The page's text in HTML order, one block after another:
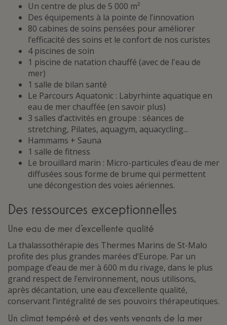
Un centre de plus de 5 000 m²
Des équipements à la pointe de l’innovation
80 cabines de soins pensées pour améliorer
l’efficacité des soins et le confort de nos curistes
4 piscines de soin
1 piscine de natation chauffé (avec de l'eau de
mer)
1 salle de bilan santé
Le Parcours Aquatonic : Labyrhinte aquatique en
eau de mer chauffée (en savoir plus)
3 salles d’activités en groupe : séances de
stretching, Pilates, aquagym, aquacycling...
Hammams + Sauna
1 salle de fitness
Le brouillard marin : Micro-particules d’eau de mer
diffusées sous forme de brume qui permettent
une décongestion des voies aériennes.
Des ressources exceptionnelles
Une eau de mer d’excellente qualité
La thalassothérapie des Thermes Marins de St-Malo
profite des plus grandes marées d’Europe. Par un
pompage d’eau de mer à 600 m du rivage, dans le plus
grand respect de l’environnement, nous utilisons,
après décantation, une eau d’excellente qualité,
conservant l’intégralité de ses pouvoirs thérapeutiques.
Un climat tempéré et des vents venants de la mer